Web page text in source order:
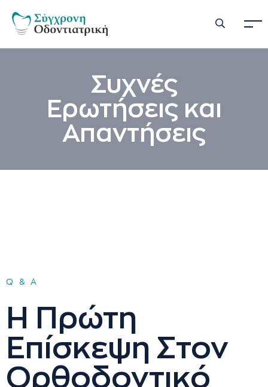
Συχνές
Ερωτήσεις και
Απαντήσεις
Q&A
Η Πρώτη
Επίσκεψη Στον
Ορθοδοντικό